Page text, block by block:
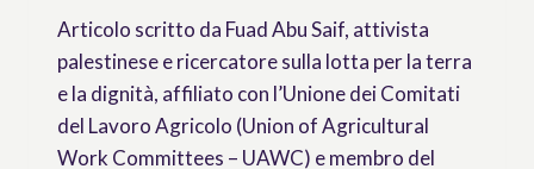
Articolo scritto da Fuad Abu Saif, attivista
palestinese e ricercatore sulla lotta per la terra
e la dignità, affiliato con l’Unione dei Comitati
del Lavoro Agricolo (Union of Agricultural
Work Committees – UAWC) e membro del